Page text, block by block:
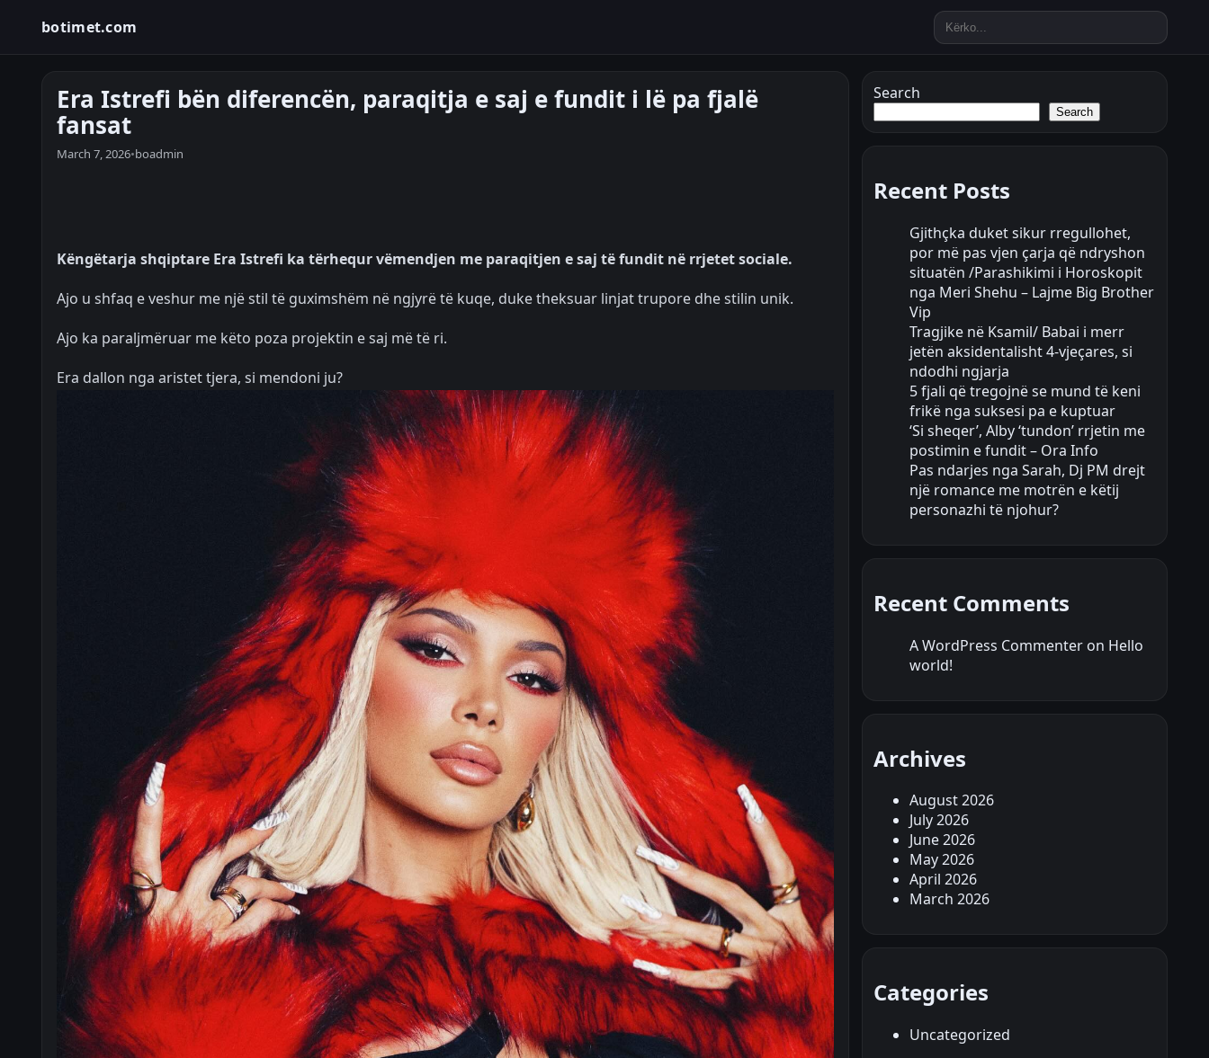
botimet.com
Era Istrefi bën diferencën, paraqitja e saj e fundit i lë pa fjalë
fansat
March 7, 2026•boadmin
Këngëtarja shqiptare Era Istrefi ka tërhequr vëmendjen me paraqitjen e saj të fundit në rrjetet sociale.
Ajo u shfaq e veshur me një stil të guximshëm në ngjyrë të kuqe, duke theksuar linjat trupore dhe stilin unik.
Ajo ka paraljmëruar me këto poza projektin e saj më të ri.
Era dallon nga aristet tjera, si mendoni ju?
Search
Search
Recent Posts
Gjithçka duket sikur rregullohet,
por më pas vjen çarja që ndryshon
situatën /Parashikimi i Horoskopit
nga Meri Shehu – Lajme Big Brother
Vip
Tragjike në Ksamil/ Babai i merr
jetën aksidentalisht 4-vjeçares, si
ndodhi ngjarja
5 fjali që tregojnë se mund të keni
frikë nga suksesi pa e kuptuar
‘Si sheqer’, Alby ‘tundon’ rrjetin me
postimin e fundit – Ora Info
Pas ndarjes nga Sarah, Dj PM drejt
një romance me motrën e këtij
personazhi të njohur?
Recent Comments
A WordPress Commenter on Hello
world!
Archives
August 2026
July 2026
June 2026
May 2026
April 2026
March 2026
Categories
Uncategorized